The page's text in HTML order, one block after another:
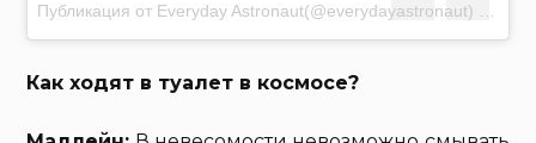
Публикация от Everyday Astronaut(@everydayastronaut)
Как ходят в туалет в космосе?